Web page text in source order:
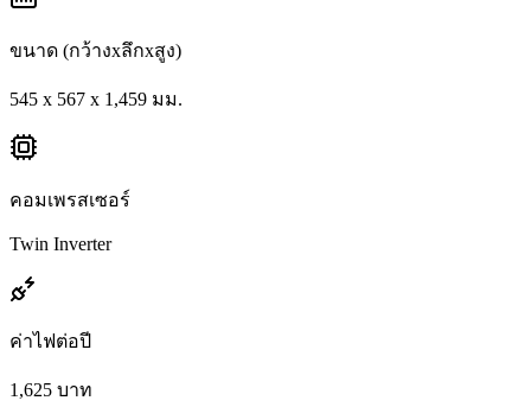
ขนาด (กว้างxลึกxสูง)
545 x 567 x 1,459 มม.
คอมเพรสเซอร์
Twin Inverter
ค่าไฟต่อปี
1,625 บาท